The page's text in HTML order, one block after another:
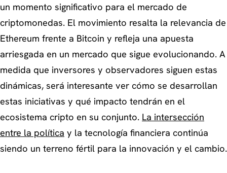
un momento significativo para el mercado de
criptomonedas. El movimiento resalta la relevancia de
Ethereum frente a Bitcoin y refleja una apuesta
arriesgada en un mercado que sigue evolucionando. A
medida que inversores y observadores siguen estas
dinámicas, será interesante ver cómo se desarrollan
estas iniciativas y qué impacto tendrán en el
ecosistema cripto en su conjunto. La intersección
entre la política y la tecnología financiera continúa
siendo un terreno fértil para la innovación y el cambio.